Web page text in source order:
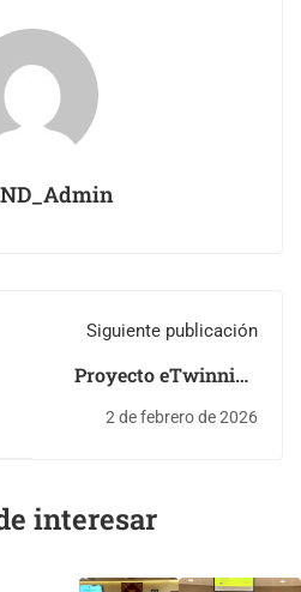
Siguiente publicación
Proyecto eTwinning
«Enróllate»
2 de febrero de 2026
interesar